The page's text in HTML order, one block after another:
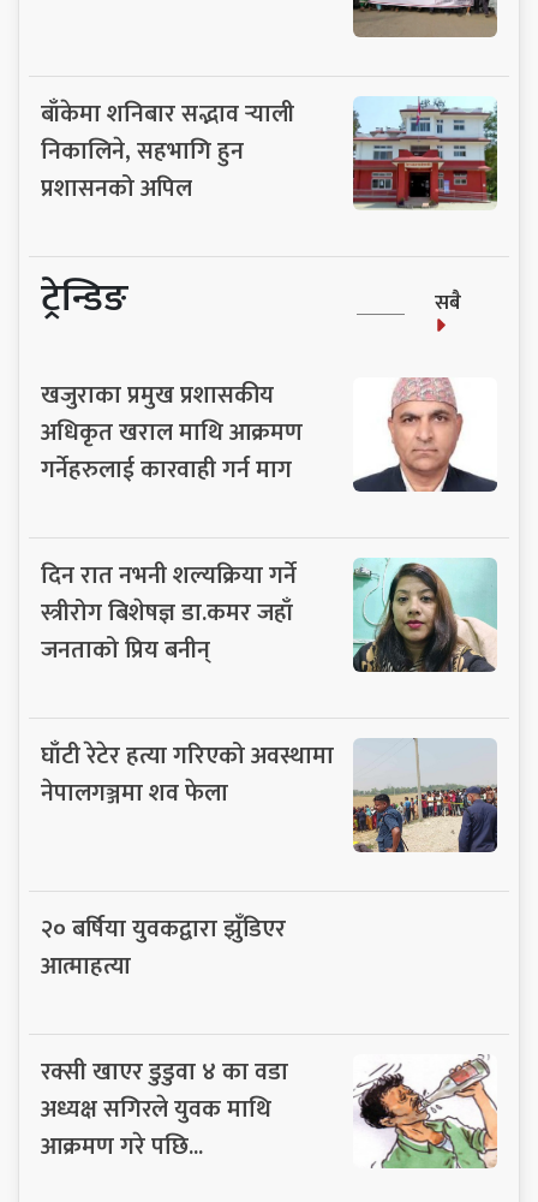
बाँकेमा शनिबार सद्भाव र्‍याली
निकालिने, सहभागि हुन
प्रशासनको अपिल
ट्रेन्डिङ सबै
खजुराका प्रमुख प्रशासकीय
अधिकृत खराल माथि आक्रमण
गर्नेहरुलाई कारवाही गर्न माग
दिन रात नभनी शल्यक्रिया गर्ने
स्त्रीरोग बिशेषज्ञ डा.कमर जहाँ
जनताको प्रिय बनीन्
घाँटी रेटेर हत्या गरिएको अवस्थामा
नेपालगञ्जमा शव फेला
२० बर्षिया युवकद्वारा झुँडिएर
आत्माहत्या
रक्सी खाएर डुडुवा ४ का वडा
अध्यक्ष सगिरले युवक माथि
आक्रमण गरे पछि...